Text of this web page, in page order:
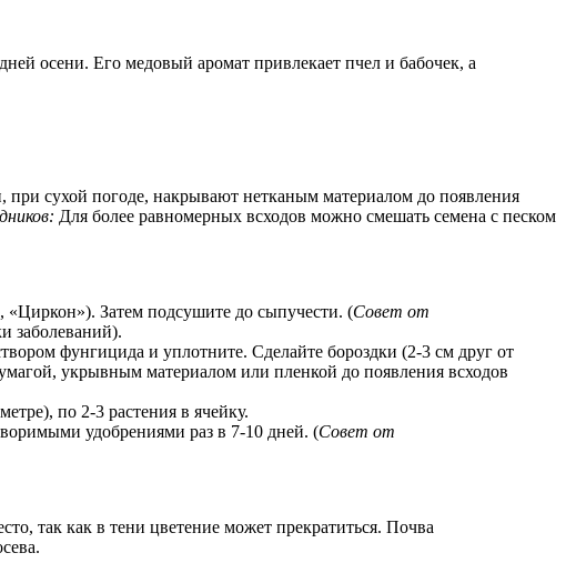
осени. Его медовый аромат привлекает пчел и бабочек, а
сухой погоде, накрывают нетканым материалом до появления
Для более равномерных всходов можно смешать семена с песком
«Циркон»). Затем подсушите до сыпучести. (Совет от
заболеваний).
фунгицида и уплотните. Сделайте бороздки (2-3 см друг от
укрывным материалом или пленкой до появления всходов
по 2-3 растения в ячейку.
удобрениями раз в 7-10 дней. (Совет от
так как в тени цветение может прекратиться. Почва